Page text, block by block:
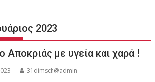
2023
Αποκριάς με υγεία και χαρά !
31dimsch@admin